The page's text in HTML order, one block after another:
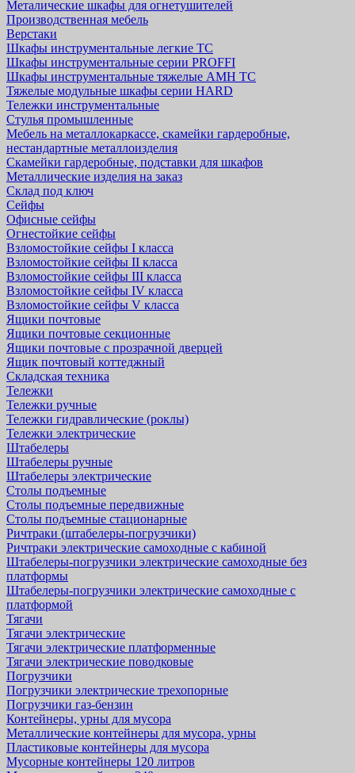
Металические шкафы для огнетушителей
Производственная мебель
Верстаки
Шкафы инструментальные легкие ТС
Шкафы инструментальные серии PROFFI
Шкафы инструментальные тяжелые AMH TC
Тяжелые модульные шкафы серии HARD
Тележки инструментальные
Стулья промышленные
Мебель на металлокаркассе, скамейки гардеробные,
нестандартные металлоизделия
Скамейки гардеробные, подставки для шкафов
Металлические изделия на заказ
Склад под ключ
Сейфы
Офисные сейфы
Огнестойкие сейфы
Взломостойкие сейфы I класса
Взломостойкие сейфы II класса
Взломостойкие сейфы III класса
Взломостойкие сейфы IV класса
Взломостойкие сейфы V класса
Ящики почтовые
Ящики почтовые секционные
Ящики почтовые с прозрачной дверцей
Ящик почтовый коттеджный
Складская техника
Тележки
Тележки ручные
Тележки гидравлические (роклы)
Тележки электрические
Штабелеры
Штабелеры ручные
Штабелеры электрические
Столы подъемные
Столы подъемные передвижные
Столы подъемные стационарные
Ричтраки (штабелеры-погрузчики)
Ричтраки электрические самоходные с кабиной
Штабелеры-погрузчики электрические самоходные без
платформы
Штабелеры-погрузчики электрические самоходные с
платформой
Тягачи
Тягачи электрические
Тягачи электрические платформенные
Тягачи электрические поводковые
Погрузчики
Погрузчики электрические трехопорные
Погрузчики газ-бензин
Контейнеры, урны для мусора
Металлические контейнеры для мусора, урны
Пластиковые контейнеры для мусора
Мусорные контейнеры 120 литров